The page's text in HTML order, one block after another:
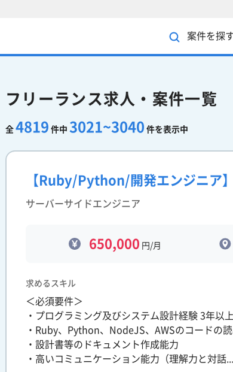
案件を探
フリーランス求人・案件一覧
全 4819 件中 3021~3040 件を表示中
【Ruby/Python/開発エンジニア
サーバーサイドエンジニア
650,000 円/月
求めるスキル
＜必須要件＞
・プログラミング及びシステム設計経験 3年以上
・Ruby、Python、NodeJS、AWSのコードの
・設計書等のドキュメント作成能力
・高いコミュニケーション能力（理解力と対話...